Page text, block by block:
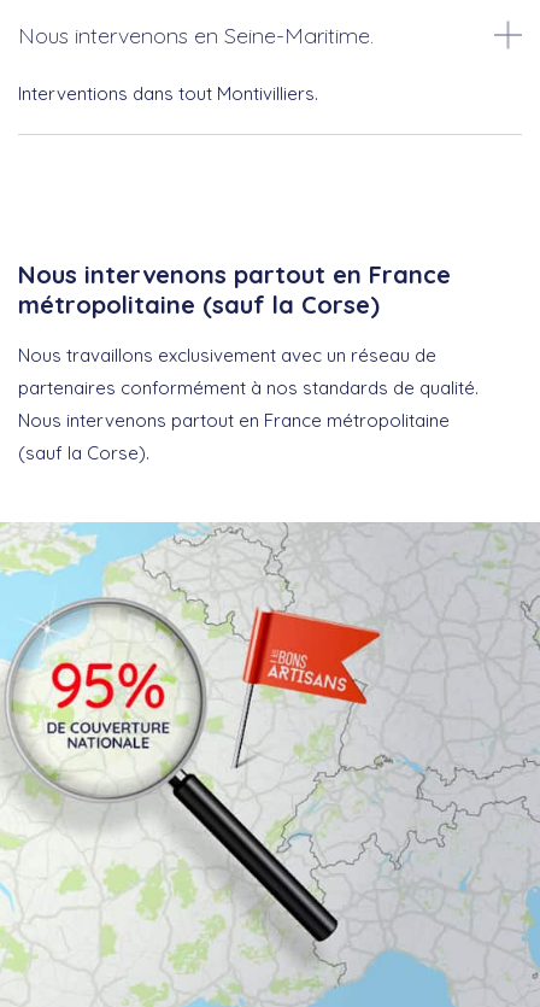
Nous intervenons en Seine-Maritime.
Interventions dans tout Montivilliers.
Nous intervenons partout en France
métropolitaine (sauf la Corse)
Nous travaillons exclusivement avec un réseau de
partenaires conformément à nos standards de qualité.
Nous intervenons partout en France métropolitaine
(sauf la Corse).